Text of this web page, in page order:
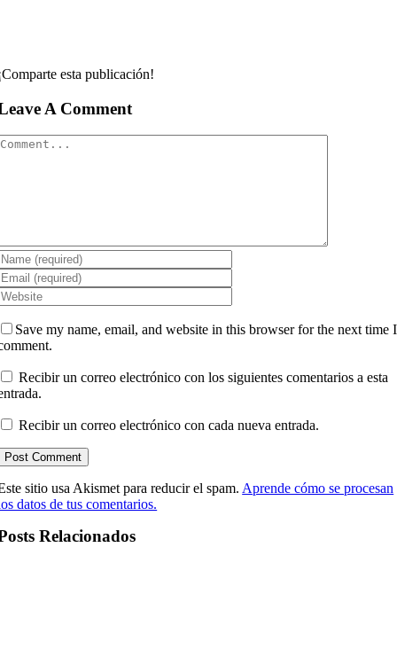
esta publicación!
A Comment
Save my name, email, and website in this browser for the next time I
Recibir un correo electrónico con los siguientes comentarios a esta
Recibir un correo electrónico con cada nueva entrada.
sitio usa Akismet para reducir el spam.Aprende cómo se procesan
datos de tus comentarios.
Relacionados